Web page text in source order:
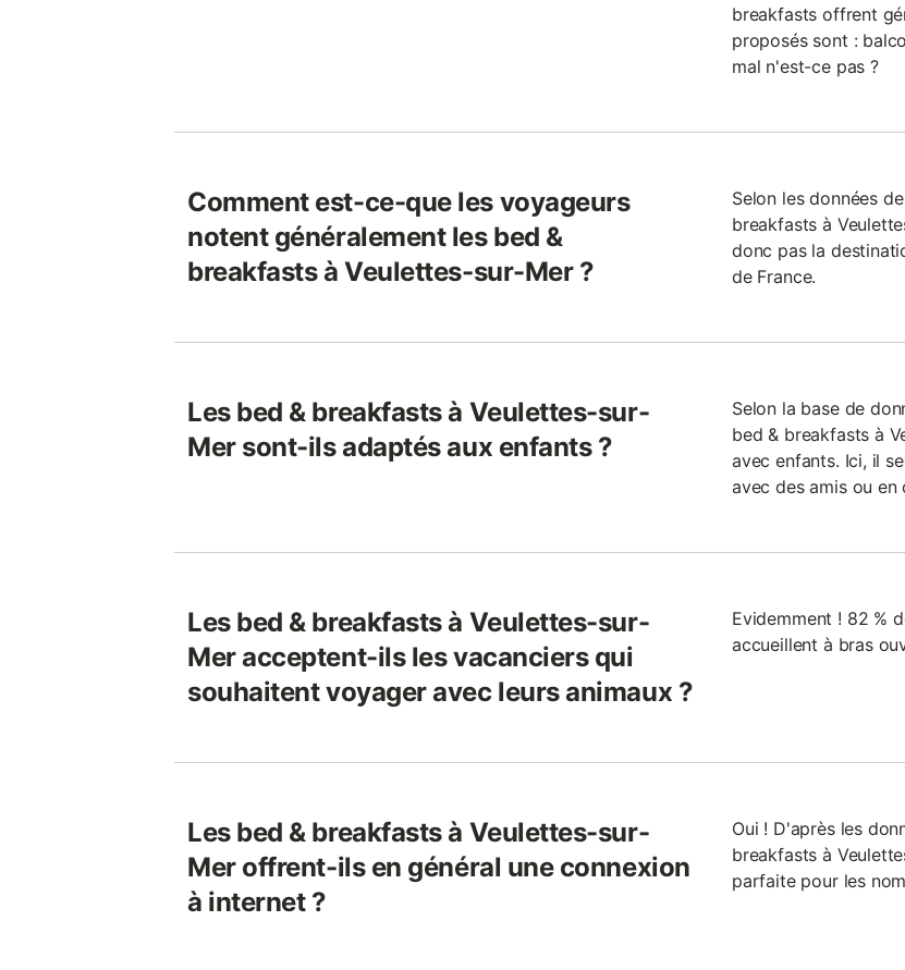
breakfasts offrent
proposés sont :
mal n'est-ce pas ?
Comment est-ce-que les voyageurs
notent généralement les bed &
breakfasts à Veulettes-sur-Mer ?
Selon les données
breakfasts à
donc pas la
de France.
Les bed & breakfasts à Veulettes-sur-
Mer sont-ils adaptés aux enfants ?
Selon la base de
bed & breakfasts à
avec enfants. Ici, il
avec des amis ou en
Les bed & breakfasts à Veulettes-sur-
Mer acceptent-ils les vacanciers qui
souhaitent voyager avec leurs animaux ?
Evidemment ! 82 %
accueillent à bras
Les bed & breakfasts à Veulettes-sur-
Mer offrent-ils en général une connexion
à internet ?
Oui ! D'après les
breakfasts à
parfaite pour les